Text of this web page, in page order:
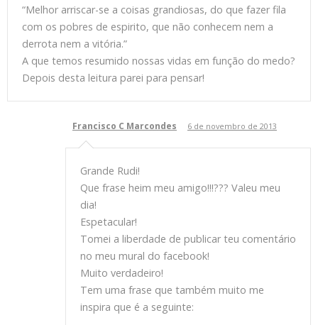
“Melhor arriscar-se a coisas grandiosas, do que fazer fila
com os pobres de espirito, que não conhecem nem a
derrota nem a vitória.”
A que temos resumido nossas vidas em função do medo?
Depois desta leitura parei para pensar!
Francisco C Marcondes 6 de novembro de 2013
Grande Rudi!
Que frase heim meu amigo!!!??? Valeu meu
dia!
Espetacular!
Tomei a liberdade de publicar teu comentário
no meu mural do facebook!
Muito verdadeiro!
Tem uma frase que também muito me
inspira que é a seguinte: